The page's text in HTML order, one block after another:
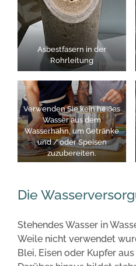
Asbestfasern in der
Rohrleitung
Verwenden Sie kein heißes
Wasser aus dem
Wasserhahn, um Getränke
und / oder Speisen
zuzubereiten.
Die
Stehendes Wasser in
Weile nicht verwendet
Blei, Eisen oder Kupfer